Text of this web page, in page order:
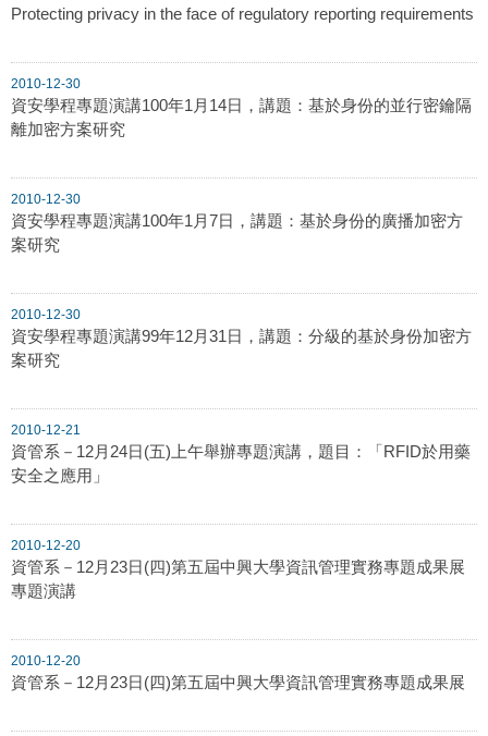
Protecting privacy in the face of regulatory reporting requirements
2010-12-30
資安學程專題演講100年1月14日，講題：基於身份的並行密鑰隔
離加密方案研究
2010-12-30
資安學程專題演講100年1月7日，講題：基於身份的廣播加密方
案研究
2010-12-30
資安學程專題演講99年12月31日，講題：分級的基於身份加密方
案研究
2010-12-21
資管系－12月24日(五)上午舉辦專題演講，題目：「RFID於用藥
安全之應用」
2010-12-20
資管系－12月23日(四)第五屆中興大學資訊管理實務專題成果展
專題演講
2010-12-20
資管系－12月23日(四)第五屆中興大學資訊管理實務專題成果展